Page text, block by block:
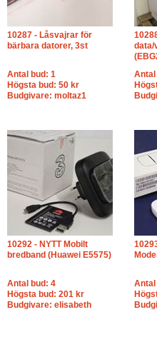
10287 - Låsvajrar för
bärbara datorer, 3st
Antal bud: 1
Högsta bud: 50 kr
Budgivare: moltaz1
data/
Antal
10292 - NYTT Mobilt
bredband (Huawei E5575)
Antal bud: 4
Högsta bud: 201 kr
Budgivare: elisabeth
Antal